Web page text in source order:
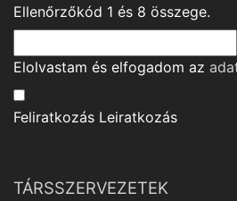
Ellenőrzőkód 1 és 8 összege.
Elolvastam és elfogadom az
Feliratkozás Leiratkozás
TÁRSSZERVEZETEK